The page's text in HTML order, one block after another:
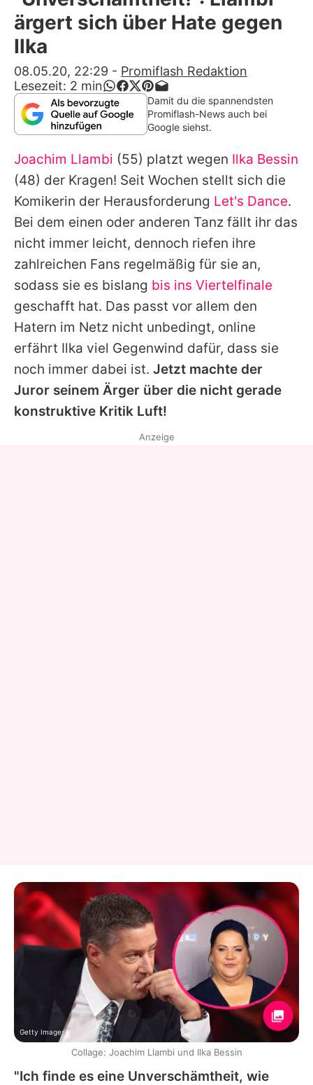
Alle Themen auf Promiflash
App runterladen
Team
Redaktionelle Richtlinien
Impressum
Datenschutzerklärung
Nutzungsbedingungen
Utiq verwalten
ärgert sich über Hate gegen
Ilka
08.05.20, 22:29 - Promiflash Redaktion
Lesezeit: 2 min
Damit du die spannendsten
Promiflash-News auch bei
Google siehst.
Joachim Llambi (55) platzt wegen Ilka Bessin
(48) der Kragen! Seit Wochen stellt sich die
Komikerin der Herausforderung Let's Dance.
Bei dem einen oder anderen Tanz fällt ihr das
nicht immer leicht, dennoch riefen ihre
zahlreichen Fans regelmäßig für sie an,
sodass sie es bislang bis ins Viertelfinale
geschafft hat. Das passt vor allem den
Hatern im Netz nicht unbedingt, online
erfährt Ilka viel Gegenwind dafür, dass sie
noch immer dabei ist. Jetzt machte der
Juror seinem Ärger über die nicht gerade
konstruktive Kritik Luft!
"Ich finde es eine Unverschämtheit, wie
Anzeige
Getty Images
Collage: Joachim Llambi und Ilka Bessin